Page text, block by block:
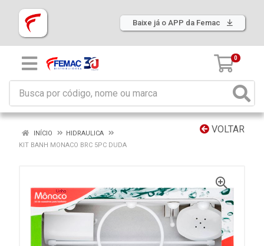
Baixe já o APP da Femac
0
VOLTAR
INÍCIO
HIDRAULICA
KIT BANH MONACO BRC 5PC DUDA